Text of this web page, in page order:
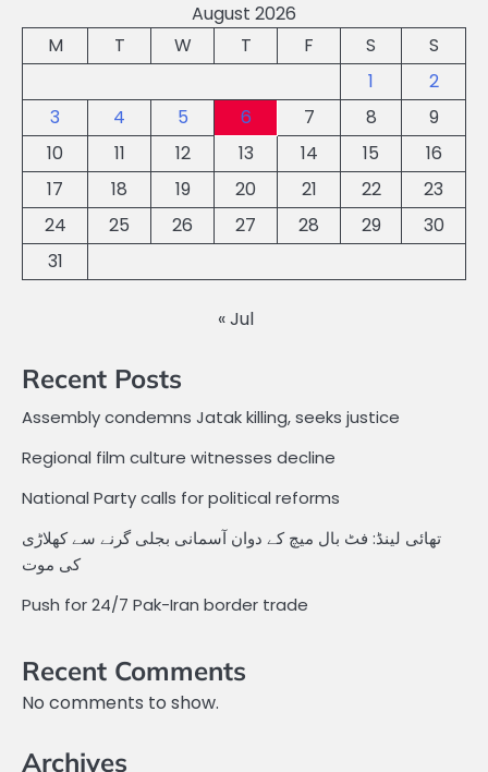
August 2026
M
T W T F S
S
1
2
3
4 5 6 7 8
9
10
11 12 13 14 15
16
17
18 19 20 21 22
23
24
25 26 27 28 29
30
31
« Jul
Recent Posts
Assembly condemns Jatak killing, seeks justice
Regional film culture witnesses decline
National Party calls for political reforms
تھائی لینڈ: فٹ بال میچ کے دوان آسمانی بجلی گرنے سے کھلاڑی
کی موت
Push for 24/7 Pak-Iran border trade
Recent Comments
No comments to show.
Archives